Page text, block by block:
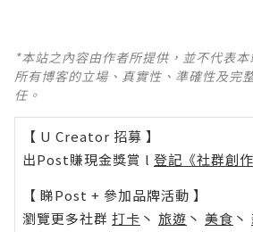
*本站之內容由作者所提供，並不代表
所有博客的立場、真實性、準確性及完
任。
【 U Creator 招募 】
出Post賺現金獎賞 l 登記《社群創
【 睇Post + 參加品牌活動 】
瀏覽更多社群 打卡 丶 旅遊 丶 美食 丶